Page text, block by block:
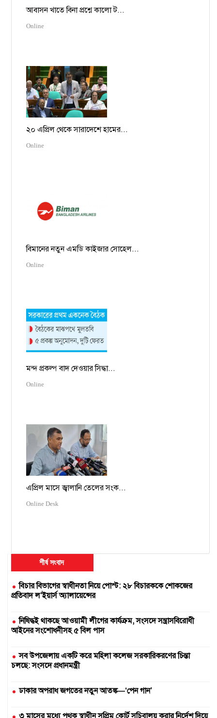
আবাসন খাতে বিনা প্রশ্নে কালো ট...
Online
২০ এপ্রিল থেকে সারাদেশে হামের...
Online
বিমানের নতুন এমডি কাইজার সোহেল...
Online
মন্দ প্রকল্প বাদ দেওয়ার সিদ্ধা...
Online
এপ্রিল মাসে জ্বালানি তেলের সংক...
Online Desk
শীর্ষ সংবাদ
বিচার বিভাগের স্বাধীনতা নিয়ে পোস্ট: ২৮ বিচারককে শোকজের
প্রতিবাদ ল’ইয়ার্স অ্যালায়েন্সের
নিষিদ্ধই থাকছে আওয়ামী লীগের কার্যক্রম, সংসদে সন্ত্রাসবিরোধী
আইনের সংশোধনীসহ ৫ বিল পাস
সব উপজেলায় একটি করে মহিলা কলেজ সরকারিকরণের চিন্তা
চলছে: সংসদে প্রধানমন্ত্রী
ঢাকার অপরাধ জগতের নতুন আতঙ্ক—‘পেন গান’
৩ মাসের মধ্যে পৃথক স্বাধীন সুপ্রিম কোর্ট সচিবালয় করার নির্দেশ দিয়ে